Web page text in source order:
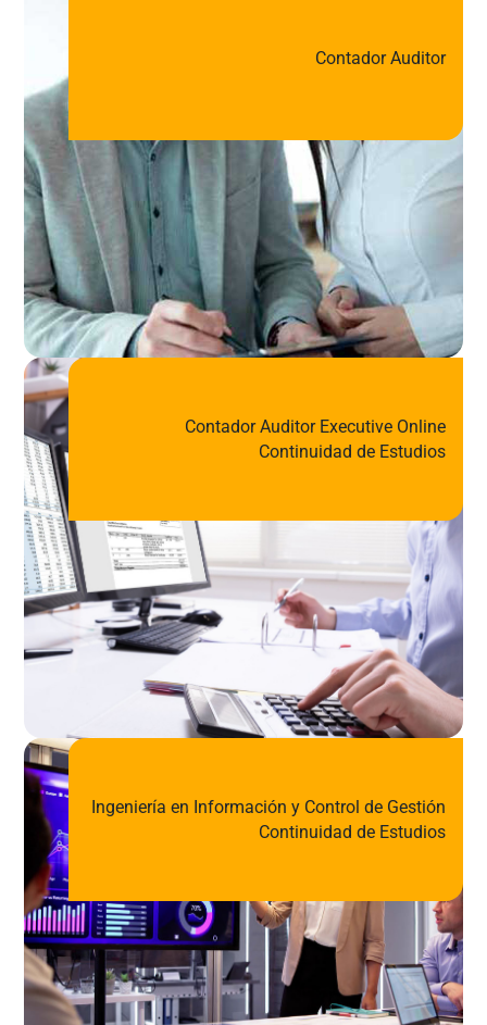
Contador Auditor
Contador Auditor Executive Online
Continuidad de Estudios
Ingeniería en Información y Control de Gestión
Continuidad de Estudios